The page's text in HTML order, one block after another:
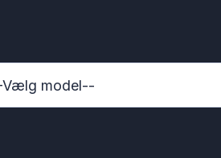
model--